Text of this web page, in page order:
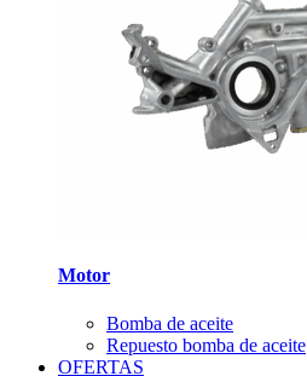
Motor
Bomba de aceite
Repuesto bomba de aceite
OFERTAS